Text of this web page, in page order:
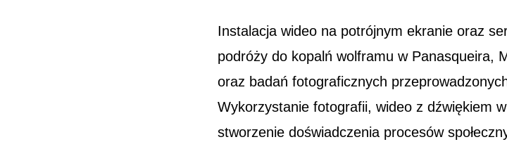
Instalacja wideo na potrójnym ekranie oraz
podróży do kopalń wolframu w Panasqueira,
oraz badań fotograficznych
Wykorzystanie fotografii, wideo z dźwiękiem
stworzenie doświadczenia procesów